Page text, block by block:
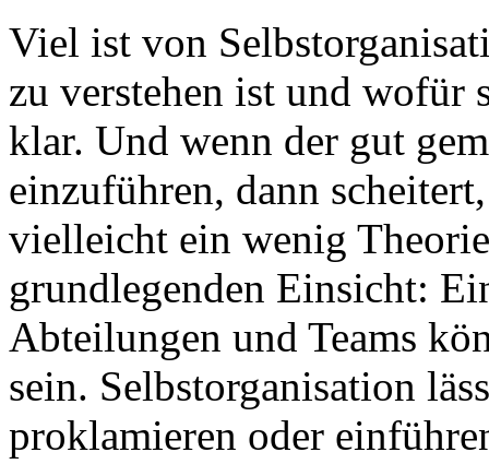
Viel ist von
zu verstehen ist und wofür
klar. Und wenn der gut
einzuführen, dann
vielleicht ein wenig
grundlegenden Einsicht:
Abteilungen und Teams
sein. Selbstorganisation
proklamieren oder